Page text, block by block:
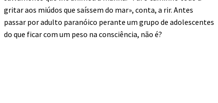
gritar aos miúdos que saíssem do mar», conta, a rir. Antes
passar por adulto paranóico perante um grupo de adolescentes
do que ficar com um peso na consciência, não é?